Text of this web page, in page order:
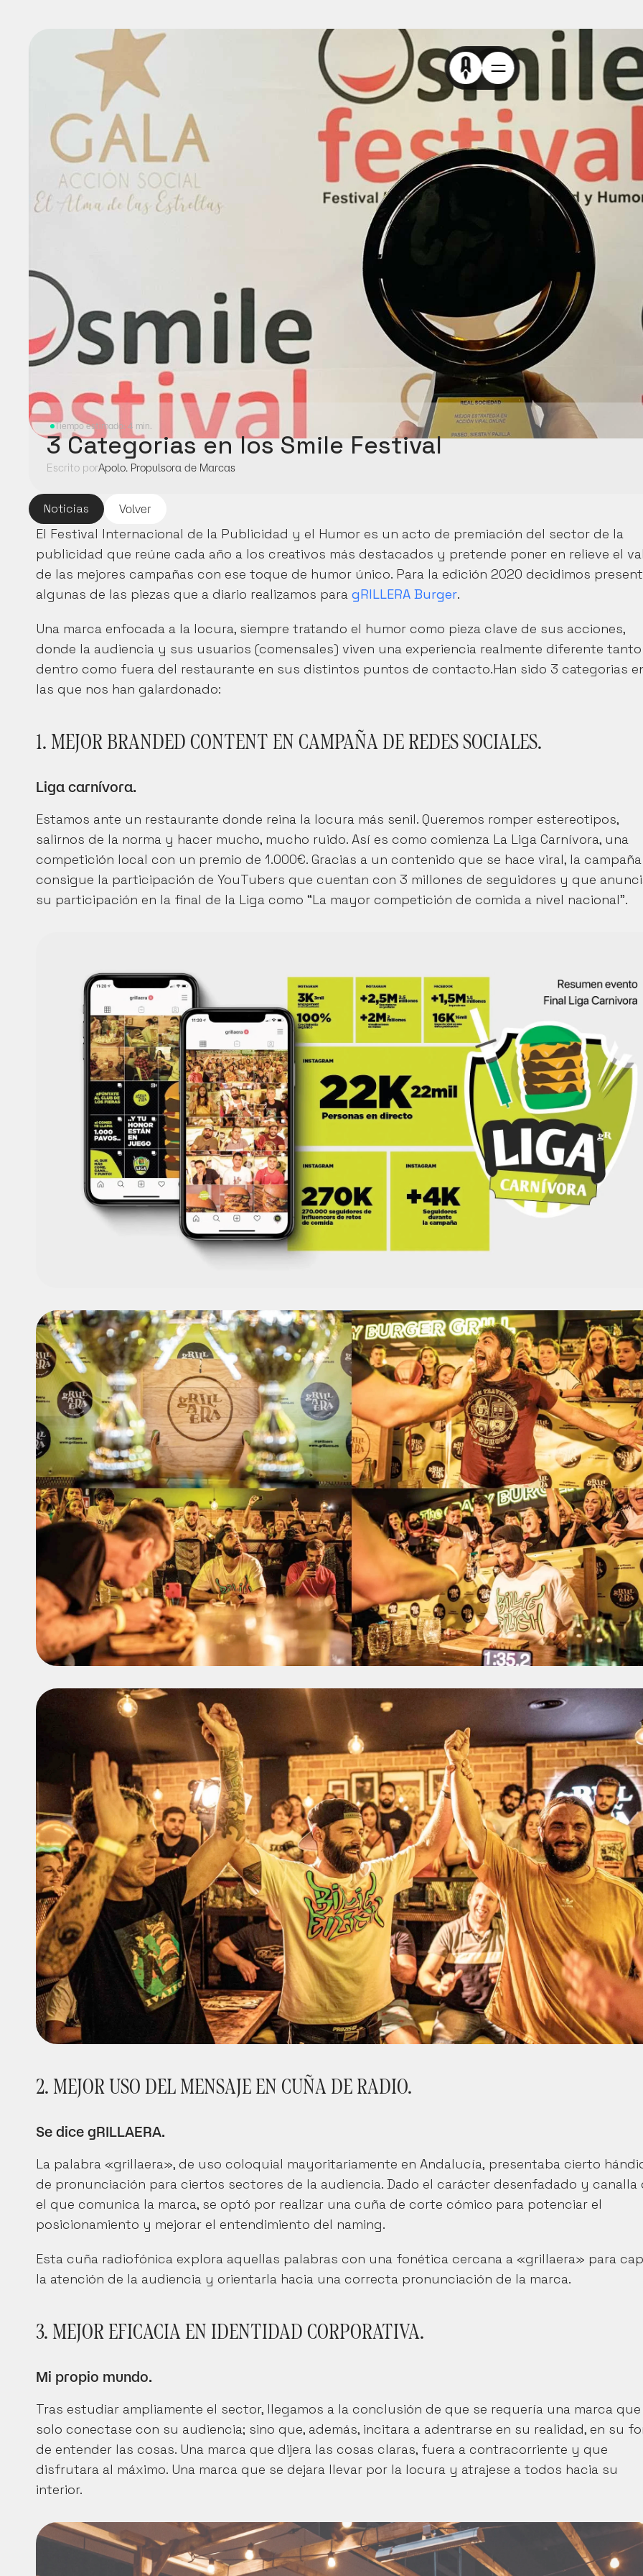
Noticias Volver
El Festival Internacional de la Publicidad y el Humor es un acto de premiación del sector de la
publicidad que reúne cada año a los creativos más destacados y pretende poner en relieve el
de las mejores campañas con ese toque de humor único. Para la edición 2020 decidimos
algunas de las piezas que a diario realizamos para gRILLERA Burger.
Una marca enfocada a la locura, siempre tratando el humor como pieza clave de sus acciones,
donde la audiencia y sus usuarios (comensales) viven una experiencia realmente diferente tanto
dentro como fuera del restaurante en sus distintos puntos de contacto.Han sido 3 categorias
las que nos han galardonado:
1. MEJOR BRANDED CONTENT EN CAMPAÑA DE REDES SOCIALES.
Liga carnívora.
Estamos ante un restaurante donde reina la locura más senil. Queremos romper estereotipos,
salirnos de la norma y hacer mucho, mucho ruido. Así es como comienza La Liga Carnívora, una
competición local con un premio de 1.000€. Gracias a un contenido que se hace viral, la campaña
consigue la participación de YouTubers que cuentan con 3 millones de seguidores y que
su participación en la final de la Liga como “La mayor competición de comida a nivel nacional”.
2. MEJOR USO DEL MENSAJE EN CUÑA DE RADIO.
Se dice gRILLAERA.
La palabra «grillaera», de uso coloquial mayoritariamente en Andalucía, presentaba cierto
de pronunciación para ciertos sectores de la audiencia. Dado el carácter desenfadado y canalla
el que comunica la marca, se optó por realizar una cuña de corte cómico para potenciar el
posicionamiento y mejorar el entendimiento del naming.
Esta cuña radiofónica explora aquellas palabras con una fonética cercana a «grillaera» para
la atención de la audiencia y orientarla hacia una correcta pronunciación de la marca.
3. MEJOR EFICACIA EN IDENTIDAD CORPORATIVA.
Mi propio mundo.
Tras estudiar ampliamente el sector, llegamos a la conclusión de que se requería una marca
solo conectase con su audiencia; sino que, además, incitara a adentrarse en su realidad, en su
de entender las cosas. Una marca que dijera las cosas claras, fuera a contracorriente y que
disfrutara al máximo. Una marca que se dejara llevar por la locura y atrajese a todos hacia su
interior.
Tiempo estimado: 4 min.
3 Categorias en los Smile Festival
Escrito porApolo. Propulsora de Marcas